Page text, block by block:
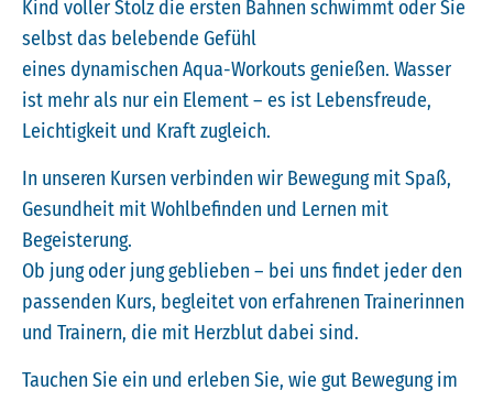
Kind voller Stolz die ersten Bahnen schwimmt oder Sie
selbst das belebende Gefühl
eines dynamischen Aqua-Workouts genießen. Wasser
ist mehr als nur ein Element – es ist Lebensfreude,
Leichtigkeit und Kraft zugleich.
In unseren Kursen verbinden wir Bewegung mit Spaß,
Gesundheit mit Wohlbefinden und Lernen mit
Begeisterung.
Ob jung oder jung geblieben – bei uns findet jeder den
passenden Kurs, begleitet von erfahrenen Trainerinnen
und Trainern, die mit Herzblut dabei sind.
Tauchen Sie ein und erleben Sie, wie gut Bewegung im